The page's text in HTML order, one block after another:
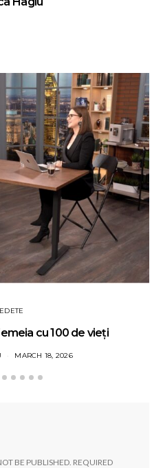
cu 100 de vieți
MARCH 18, 2026
BE PUBLISHED. REQUIRED